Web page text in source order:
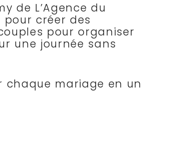
de L’Agence du
créer des
pour organiser
une journée sans
chaque mariage en un